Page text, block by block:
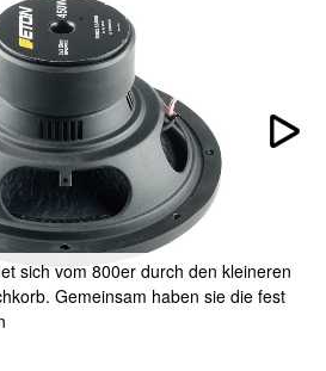
sich vom 800er durch den kleineren
Gemeinsam haben sie die fest